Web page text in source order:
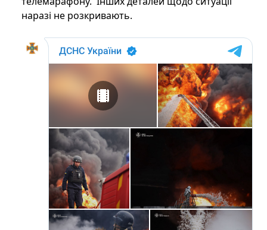
наразі не розкривають.